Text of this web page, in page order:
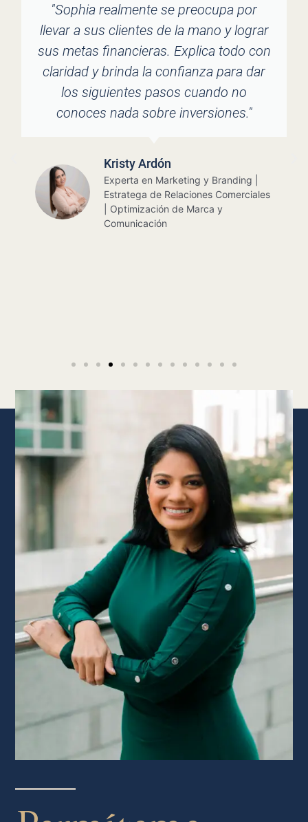
con
"Desde el primer momento en
tuvimos la oportunidad de
webinar con Sophia, supimos que
persona indicada para dar un
nuestra jubilación. A lo largo del
siempre nos ha brindado el
bajo cualquier circunstancia.
muy agradecidos con ella y su
por todo el acompañamiento
hemos recibido. ¡Muchísimas